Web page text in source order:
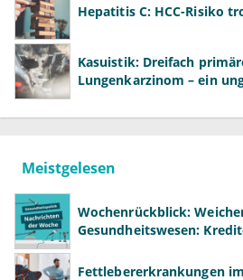
Hepatitis C: HCC-Risiko
Kasuistik: Dreifach
Lungenkarzinom – ein
Meistgelesen
Wochenrückblick:
Gesundheitswesen:
Fettlebererkrankungen